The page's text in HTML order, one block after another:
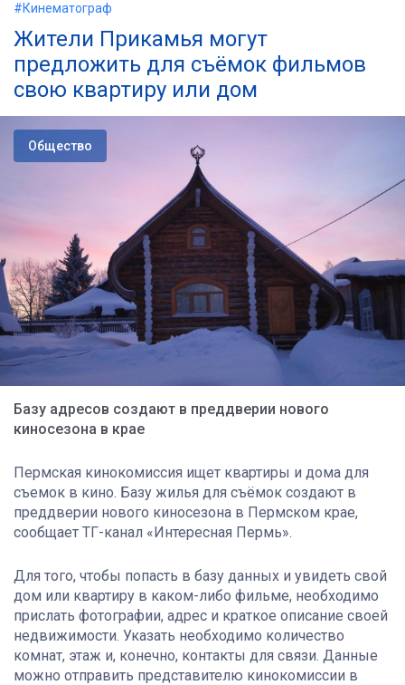
#Кинематограф
Жители Прикамья могут
предложить для съёмок фильмов
свою квартиру или дом
Общество
Базу адресов создают в преддверии нового
киносезона в крае
Пермская кинокомиссия ищет квартиры и дома для
съемок в кино. Базу жилья для съёмок создают в
преддверии нового киносезона в Пермском крае,
сообщает ТГ-канал «Интересная Пермь».
Для того, чтобы попасть в базу данных и увидеть свой
дом или квартиру в каком-либо фильме, необходимо
прислать фотографии, адрес и краткое описание своей
недвижимости. Указать необходимо количество
комнат, этаж и, конечно, контакты для связи. Данные
можно отправить представителю кинокомиссии в